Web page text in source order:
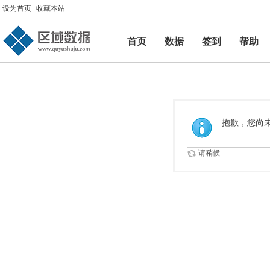
设为首页 收藏本站
首页 数据 签到
帮助
帮助
抱歉，您尚
请稍候...